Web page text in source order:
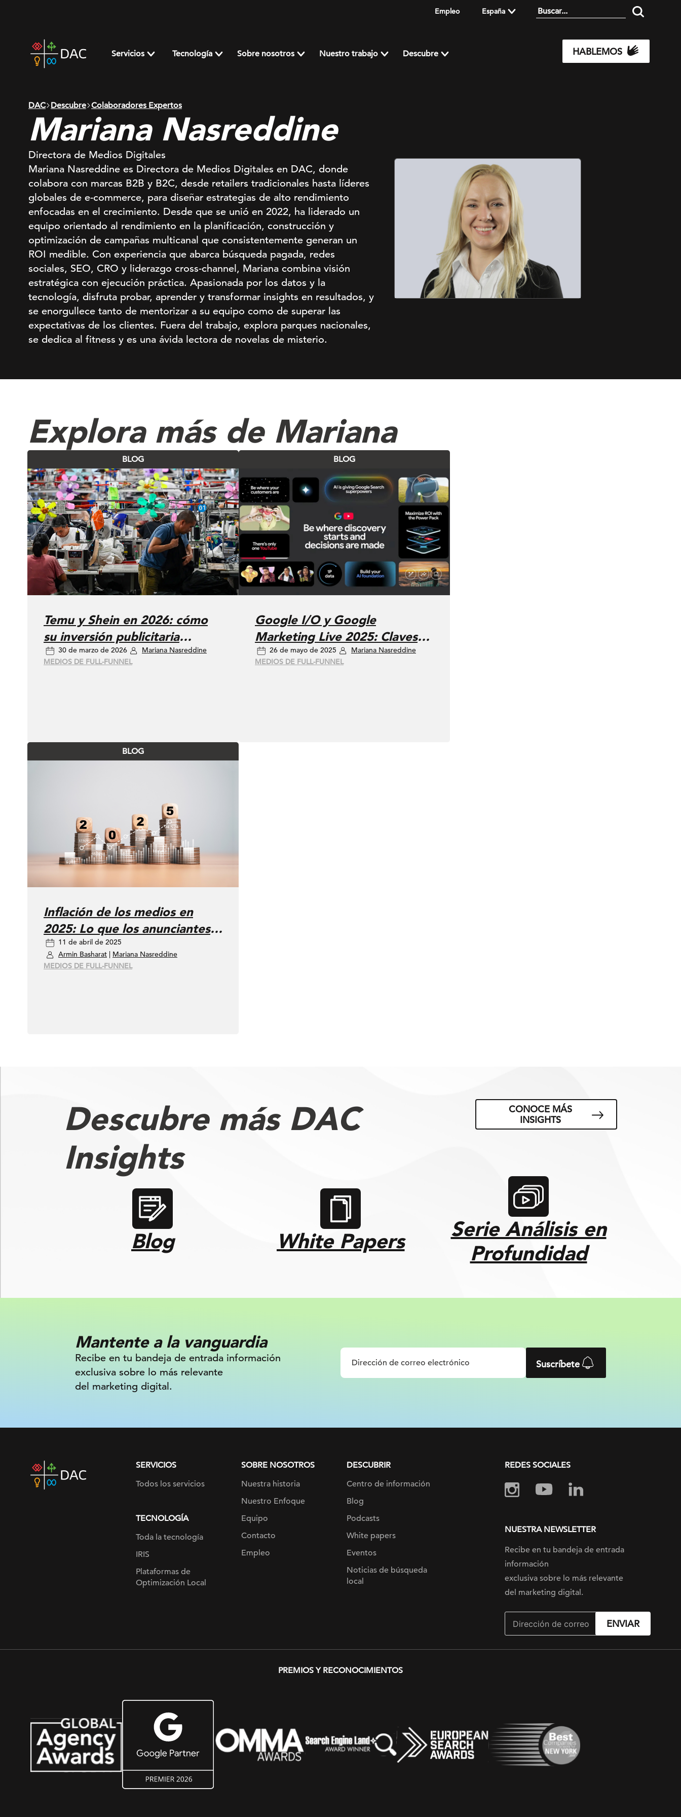
Empleo España
home
page
Servicios Tecnología Sobre nosotros Nuestro trabajo Descubre HABLEMOS
DAC Descubre Colaboradores Expertos
Mariana Nasreddine
Directora de Medios Digitales
Mariana Nasreddine es Directora de Medios Digitales en DAC, donde
colabora con marcas B2B y B2C, desde retailers tradicionales hasta líderes
globales de e-commerce, para diseñar estrategias de alto rendimiento
enfocadas en el crecimiento. Desde que se unió en 2022, ha liderado un
equipo orientado al rendimiento en la planificación, construcción y
optimización de campañas multicanal que consistentemente generan un
ROI medible. Con experiencia que abarca búsqueda pagada, redes
sociales, SEO, CRO y liderazgo cross-channel, Mariana combina visión
estratégica con ejecución práctica. Apasionada por los datos y la
tecnología, disfruta probar, aprender y transformar insights en resultados, y
se enorgullece tanto de mentorizar a su equipo como de superar las
expectativas de los clientes. Fuera del trabajo, explora parques nacionales,
se dedica al fitness y es una ávida lectora de novelas de misterio.
Explora más de Mariana
BLOG
Temu y Shein en 2026: cómo
su inversión publicitaria
intermitente está
transformando las subastas (y
30 de marzo de 2026
Mariana Nasreddine
MEDIOS DE FULL-FUNNEL
BLOG
Google I/O y Google
Marketing Live 2025: Claves
de los eventos ¿Cómo pueden
adaptarse los especialistas en
26 de mayo de 2025
Mariana Nasreddine
MEDIOS DE FULL-FUNNEL
BLOG
Inflación de los medios en
2025: Lo que los anunciantes
deben saber
11 de abril de 2025
Armin Basharat
Mariana Nasreddine
MEDIOS DE FULL-FUNNEL
Descubre más DAC
Insights
CONOCE MÁS
INSIGHTS
Blog White Papers
Serie Análisis en
Profundidad
Mantente a la vanguardia
Recibe en tu bandeja de entrada información
exclusiva sobre lo más relevante
del marketing digital.
Suscríbete
DAC
home
SERVICIOS
Todos los servicios
TECNOLOGÍA
Toda la tecnología
IRIS
Plataformas de
Optimización Local
SOBRE NOSOTROS
Nuestra historia
Nuestro Enfoque
Equipo
Contacto
Empleo
DESCUBRIR
Centro de información
Blog
Podcasts
White papers
Eventos
Noticias de búsqueda
local
REDES SOCIALES
NUESTRA NEWSLETTER
Recibe en tu bandeja de entrada
información
exclusiva sobre lo más relevante
del marketing digital.
ENVIAR
PREMIOS Y RECONOCIMIENTOS